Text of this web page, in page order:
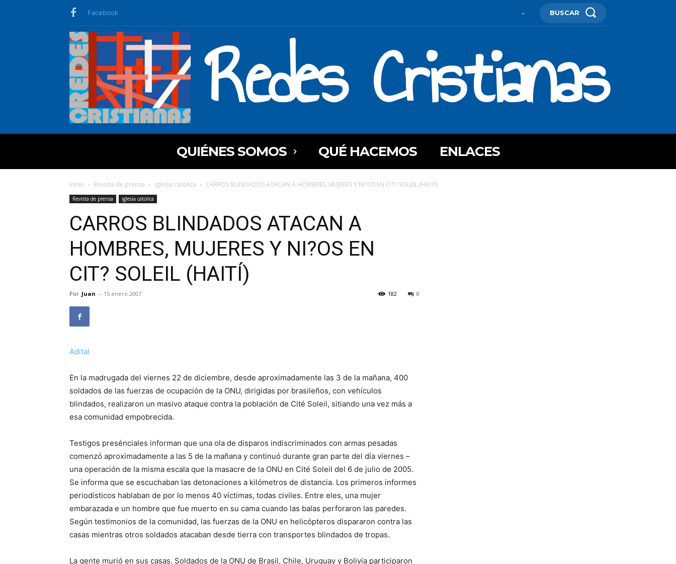
Facebook - BUSCAR
Redes Cristianas
QUIÉNES SOMOS QUÉ HACEMOS ENLACES
Inicio Revista de prensa iglesia catolica CARROS BLINDADOS ATACAN A HOMBRES, MUJERES Y NI?OS EN CIT? SOLEIL (HAITÍ)
Revista de prensa iglesia catolica
CARROS BLINDADOS ATACAN A
HOMBRES, MUJERES Y NI?OS EN
CIT? SOLEIL (HAITÍ)
Por Juan - 15 enero 2007 0
182
Adital
En la madrugada del viernes 22 de diciembre, desde aproximadamente las 3 de la mañana, 400
soldados de las fuerzas de ocupación de la ONU, dirigidas por brasileños, con vehículos
blindados, realizaron un masivo ataque contra la población de Cité Soleil, sitiando una vez más a
esa comunidad empobrecida.
Testigos presénciales informan que una ola de disparos indiscriminados con armas pesadas
comenzó aproximadamente a las 5 de la mañana y continuó durante gran parte del día viernes –
una operación de la misma escala que la masacre de la ONU en Cité Soleil del 6 de julio de 2005.
Se informa que se escuchaban las detonaciones a kilómetros de distancia. Los primeros informes
periodísticos hablaban de por lo menos 40 víctimas, todas civiles. Entre eles, una mujer
embarazada e un hombre que fue muerto en su cama cuando las balas perforaron las paredes.
Según testimonios de la comunidad, las fuerzas de la ONU en helicópteros dispararon contra las
casas mientras otros soldados atacaban desde tierra con transportes blindados de tropas.
La gente murió en sus casas. Soldados de la ONU de Brasil, Chile, Uruguay y Bolivia participaron